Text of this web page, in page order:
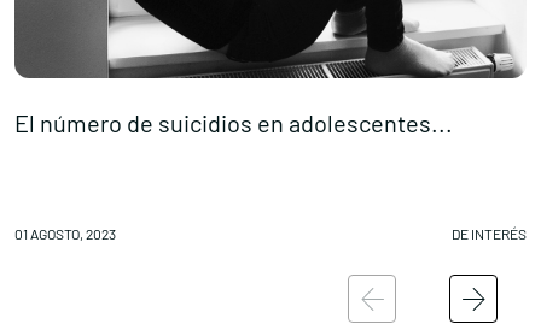
El número de suicidios en adolescentes...
01 AGOSTO, 2023 DE INTERÉS